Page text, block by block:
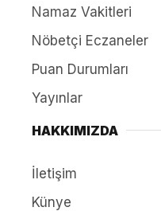
Namaz Vakitleri
Nöbetçi Eczaneler
Puan Durumları
Yayınlar
HAKKIMIZDA
İletişim
Künye